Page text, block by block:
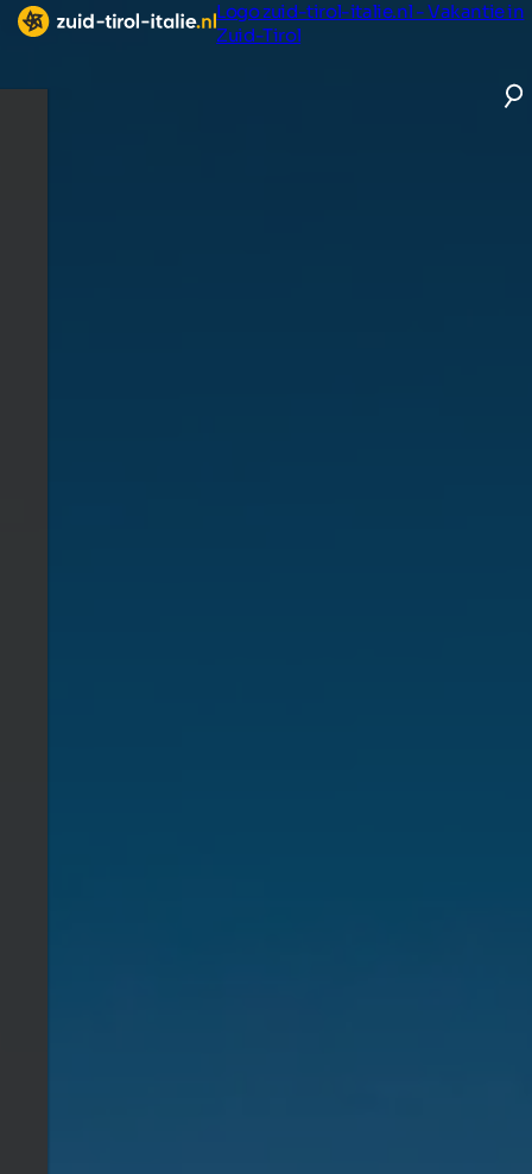
Logo zuid-tirol-italie.nl - Vakantie in
Zuid-Tirol